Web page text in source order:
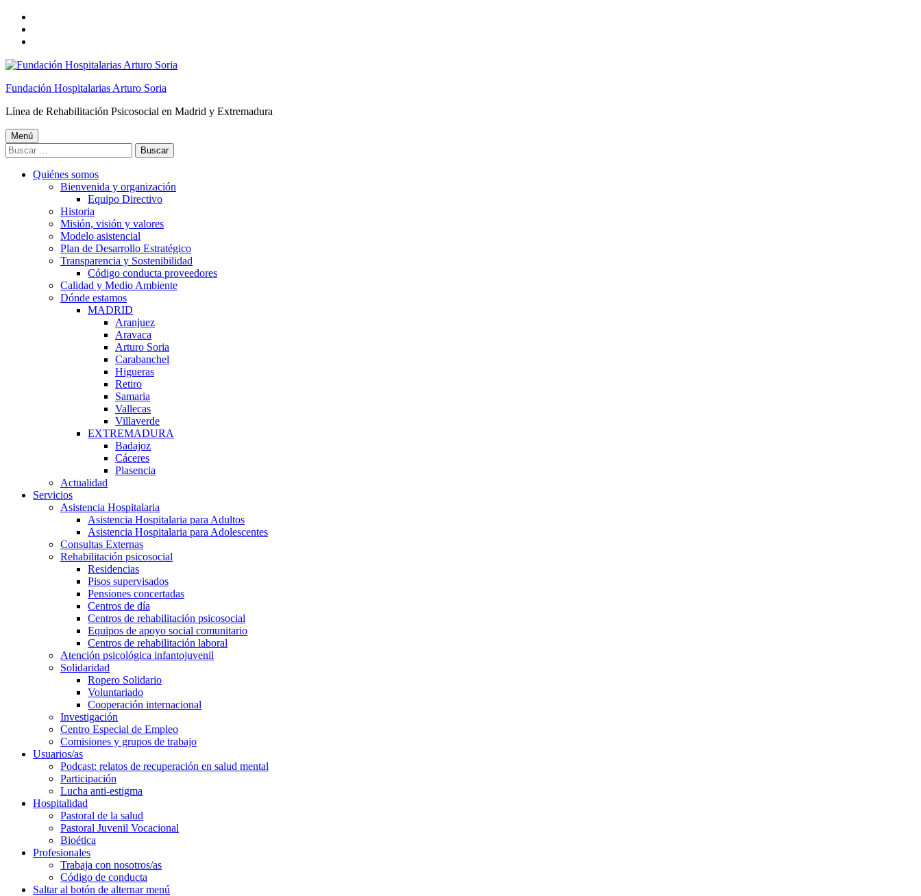
principal
principal
pie
página
Fundación Hospitalarias Arturo Soria
Línea de Rehabilitación Psicosocial en Madrid y Extremadura
Menú
Buscar:
Quiénes somos
Bienvenida y organización
Equipo Directivo
Historia
Misión, visión y valores
Modelo asistencial
Plan de Desarrollo Estratégico
Transparencia y Sostenibilidad
Código conducta proveedores
Calidad y Medio Ambiente
Dónde estamos
MADRID
Aranjuez
Aravaca
Arturo Soria
Carabanchel
Higueras
Retiro
Samaria
Vallecas
Villaverde
EXTREMADURA
Badajoz
Cáceres
Plasencia
Actualidad
Servicios
Asistencia Hospitalaria
Asistencia Hospitalaria para Adultos
Asistencia Hospitalaria para Adolescentes
Consultas Externas
Rehabilitación psicosocial
Residencias
Pisos supervisados
Pensiones concertadas
Centros de día
Centros de rehabilitación psicosocial
Equipos de apoyo social comunitario
Centros de rehabilitación laboral
Atención psicológica infantojuvenil
Solidaridad
Ropero Solidario
Voluntariado
Cooperación internacional
Investigación
Centro Especial de Empleo
Comisiones y grupos de trabajo
Usuarios/as
Podcast: relatos de recuperación en salud mental
Participación
Lucha anti-estigma
Hospitalidad
Pastoral de la salud
Pastoral Juvenil Vocacional
Bioética
Profesionales
Trabaja con nosotros/as
Código de conducta
Saltar al botón de alternar menú